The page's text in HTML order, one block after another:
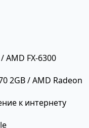
FX-6300
2GB / AMD Radeon
к интернету